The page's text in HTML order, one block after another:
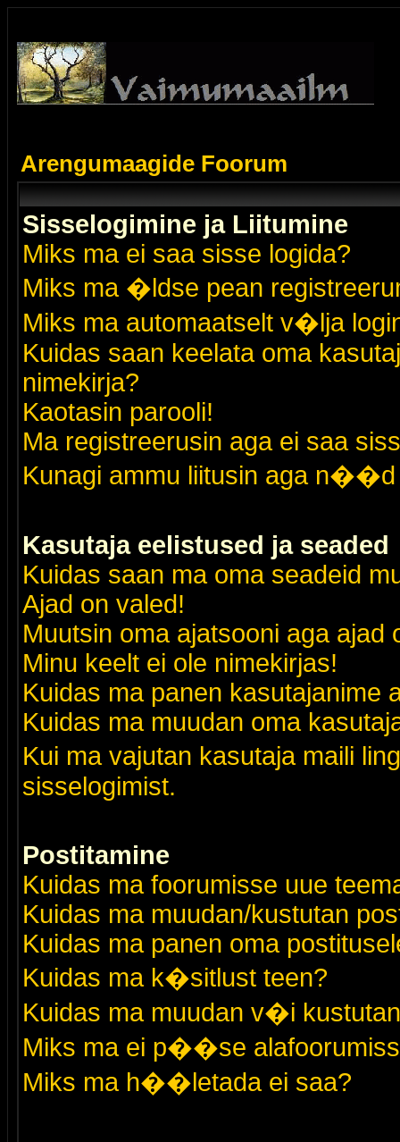
Arengumaagide Foorum
Sisselogimine ja Liitumine
Miks ma ei saa sisse logida?
Miks ma �ldse pean
Miks ma automaatselt v�lja
Kuidas saan keelata oma
nimekirja?
Kaotasin parooli!
Ma registreerusin aga ei saa
Kunagi ammu liitusin aga n��d
Kasutaja eelistused ja seaded
Kuidas saan ma oma seadeid
Ajad on valed!
Muutsin oma ajatsooni aga ajad
Minu keelt ei ole nimekirjas!
Kuidas ma panen kasutajanime
Kuidas ma muudan oma
Kui ma vajutan kasutaja maili
sisselogimist.
Postitamine
Kuidas ma foorumisse uue
Kuidas ma muudan/kustutan
Kuidas ma panen oma
Kuidas ma k�sitlust teen?
Kuidas ma muudan v�i
Miks ma ei p��se
Miks ma h��letada ei saa?